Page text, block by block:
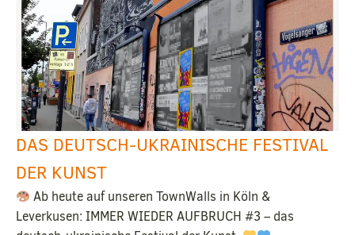
DAS DEUTSCH-UKRAINISCHE FESTIVAL
DER KUNST
Ab heute auf unseren TownWalls in Köln &
Leverkusen: IMMER WIEDER AUFBRUCH #3 – das